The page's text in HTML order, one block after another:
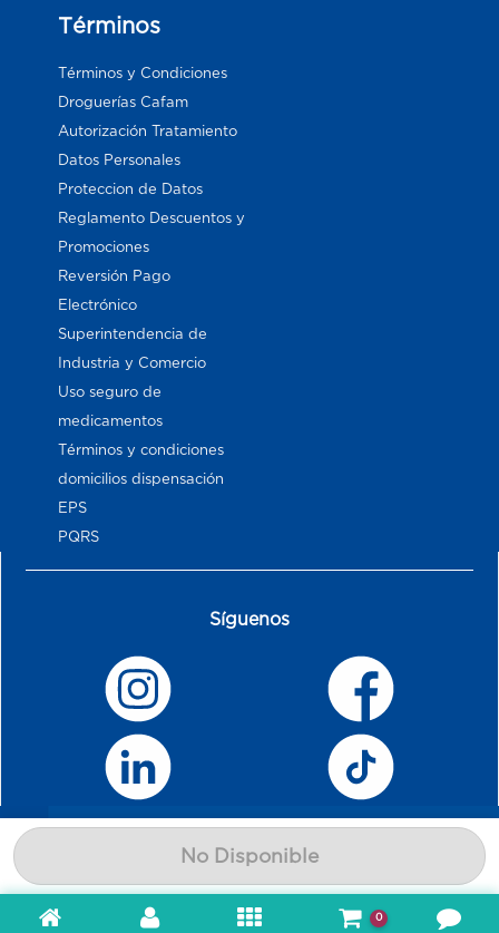
No Disponible
Términos
Términos y Condiciones
Droguerías Cafam
Autorización Tratamiento
Datos Personales
Proteccion de Datos
Reglamento Descuentos y
Promociones
Reversión Pago
Electrónico
Superintendencia de
Industria y Comercio
Uso seguro de
medicamentos
Términos y condiciones
domicilios dispensación
EPS
PQRS
Síguenos
0